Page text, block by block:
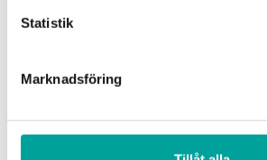
Statistik
Marknadsföring